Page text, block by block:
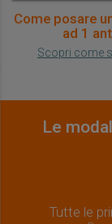
Come posare
ad 1
Scopri come
Le
Tutte le